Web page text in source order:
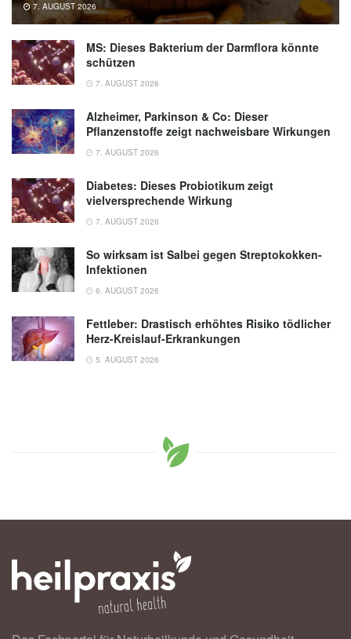
28.05.2024),Arizona State University
7. AUGUST 2026
MS: Dieses Bakterium der Darmflora könnte
schützen
7. AUGUST 2026
Alzheimer, Parkinson & Co: Dieser
Pflanzenstoffe zeigt nachweisbare Wirkungen
7. AUGUST 2026
Diabetes: Dieses Probiotikum zeigt
vielversprechende Wirkung
7. AUGUST 2026
So wirksam ist Salbei gegen Streptokokken-
Infektionen
6. AUGUST 2026
Fettleber: Drastisch erhöhtes Risiko tödlicher
Herz-Kreislauf-Erkrankungen
5. AUGUST 2026